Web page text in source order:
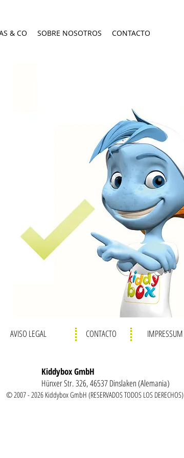
& CO SOBRE NOSOTROS CONTACTO
AVISO LEGAL CONTACTO IMPRESSUM
Kiddybox GmbH
Hünxer Str. 326, 46537 Dinslaken (Alemania)
© 2007 - 2026 Kiddybox GmbH (RESERVADOS TODOS LOS DERECHOS)